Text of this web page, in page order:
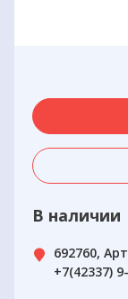
В наличии
692760,
+7(42337)